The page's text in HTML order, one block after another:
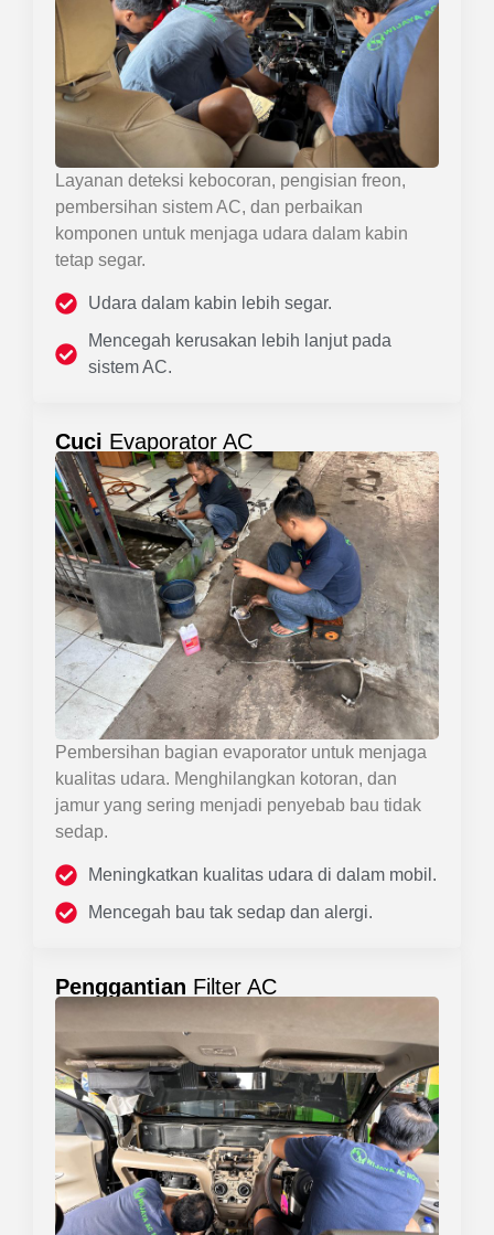
Layanan deteksi kebocoran, pengisian freon,
pembersihan sistem AC, dan perbaikan
komponen untuk menjaga udara dalam kabin
tetap segar.
Udara dalam kabin lebih segar.
Mencegah kerusakan lebih lanjut pada
sistem AC.
Cuci Evaporator AC
Pembersihan bagian evaporator untuk menjaga
kualitas udara. Menghilangkan kotoran, dan
jamur yang sering menjadi penyebab bau tidak
sedap.
Meningkatkan kualitas udara di dalam mobil.
Mencegah bau tak sedap dan alergi.
Penggantian Filter AC